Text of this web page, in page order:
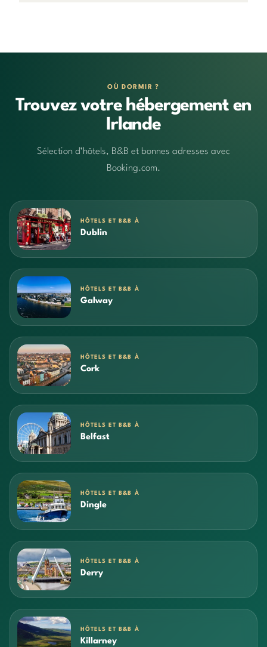
OÙ DORMIR ?
Trouvez votre hébergement en
Irlande
Sélection d’hôtels, B&B et bonnes adresses avec
Booking.com.
HÔTELS ET B&B À
Dublin
HÔTELS ET B&B À
Galway
HÔTELS ET B&B À
Cork
HÔTELS ET B&B À
Belfast
HÔTELS ET B&B À
Dingle
HÔTELS ET B&B À
Derry
HÔTELS ET B&B À
Killarney